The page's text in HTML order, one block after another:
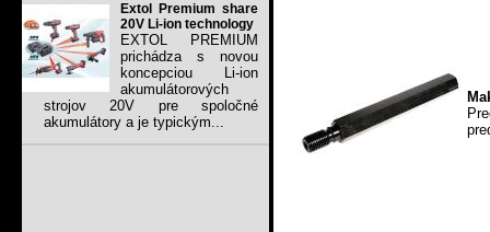
Extol Premium share
20V Li-ion technology
EXTOL PREMIUM
prichádza s novou
koncepciou Li-ion
akumulátorových
strojov 20V pre spoločné
akumulátory a je typickým...